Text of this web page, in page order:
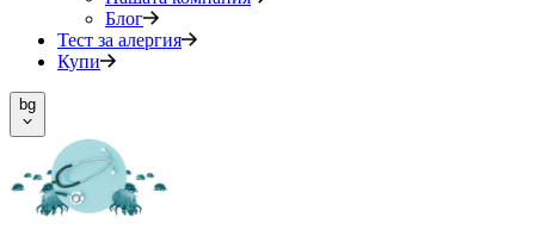
Блог
Тест за алергия
Купи
bg